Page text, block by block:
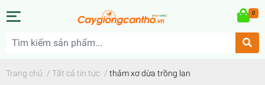
0
Trang chủ / Tất cả tin tức / thảm xơ dừa trồng lan